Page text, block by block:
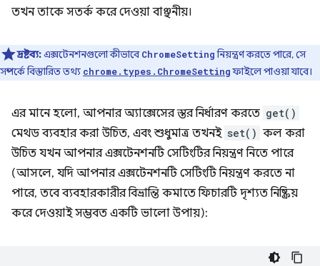
তখন তাকে সতর্ক করে দেওয়া বাঞ্ছনীয়।
দ্রষ্টব্য:এক্সটেনশনগুলো কীভাবেChromeSettingনিয়ন্ত্রণ করতে পারে, সে
সম্পর্কে বিস্তারিত তথ্য chrome.types.ChromeSettingফাইলে পাওয়া যাবে।
এর মানে হলো, আপনার অ্যাক্সেসের স্তর নির্ধারণ করতে get()
মেথড ব্যবহার করা উচিত, এবং শুধুমাত্র তখনই set() কল করা
উচিত যখন আপনার এক্সটেনশনটি সেটিংটির নিয়ন্ত্রণ নিতে পারে
(আসলে, যদি আপনার এক্সটেনশনটি সেটিংটি নিয়ন্ত্রণ করতে না
পারে, তবে ব্যবহারকারীর বিভ্রান্তি কমাতে ফিচারটি দৃশ্যত নিষ্ক্রিয়
করে দেওয়াই সম্ভবত একটি ভালো উপায়):